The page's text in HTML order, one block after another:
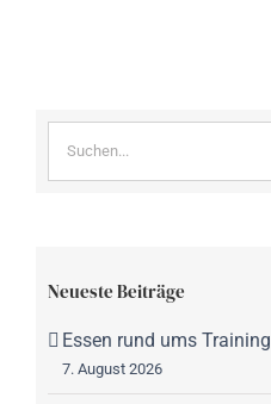
Neueste Beiträge
Essen rund ums Training
7. August 2026